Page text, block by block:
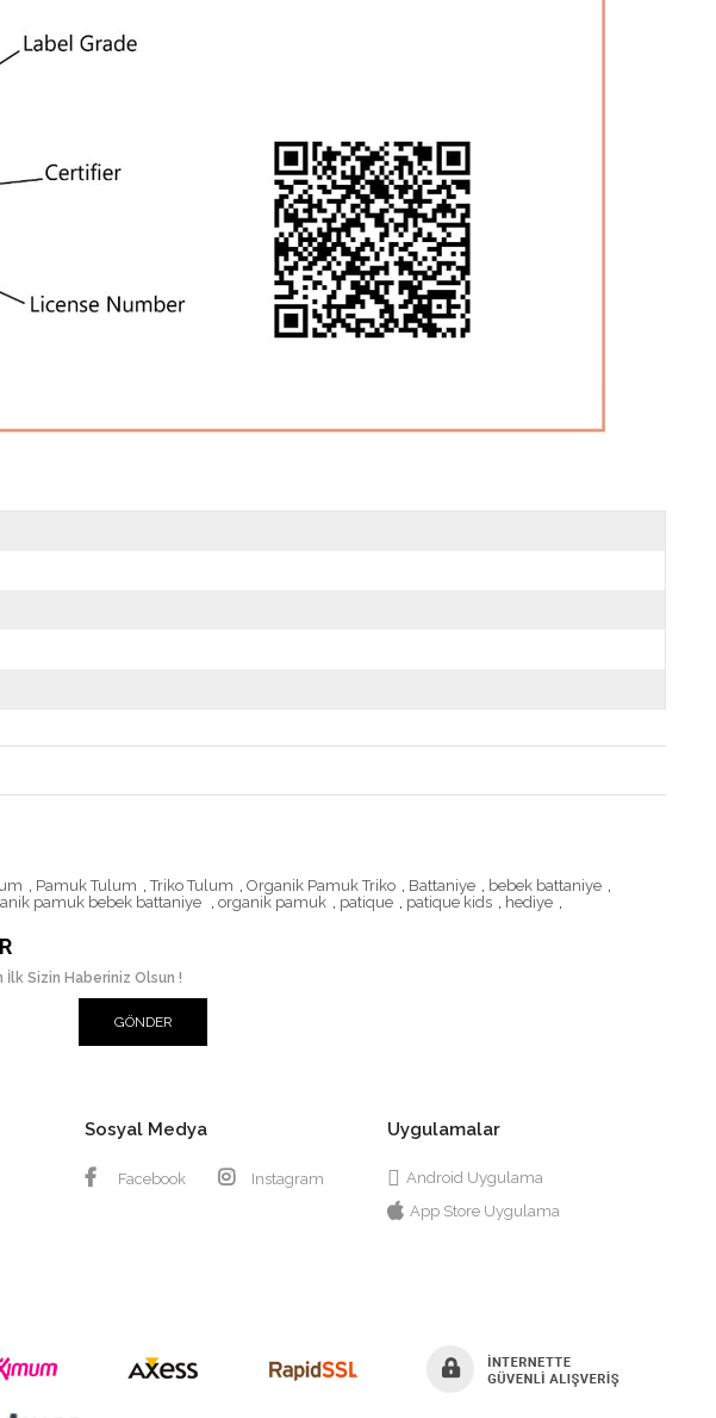
, Pamuk Tulum , Triko Tulum , Organik Pamuk Triko , Battaniye , bebek battaniye ,
pamuk bebek battaniye , organik pamuk , patique , patique kids , hediye ,
İlk Sizin Haberiniz Olsun !
GÖNDER
Sosyal Medya
Facebook Instagram
Uygulamalar
Android Uygulama
App Store Uygulama